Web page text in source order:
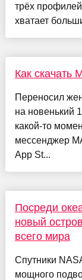
трёх
хватает
Как скачать
Переносил
на новенький
какой-то
мессенджер
App St...
Посреди
новый
всего мира
Спутники
мощного